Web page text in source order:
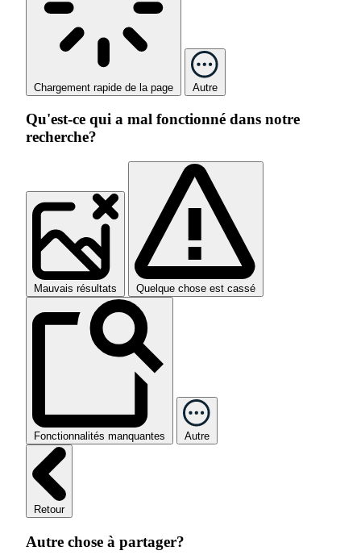
Chargement rapide de la page Autre
Qu'est-ce qui a mal fonctionné dans notre
recherche?
Mauvais résultats Quelque chose est cassé
Fonctionnalités manquantes Autre
Retour
Autre chose à partager?